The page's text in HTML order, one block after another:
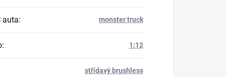
auta: monster truck
: 1:12
střídavý brushless